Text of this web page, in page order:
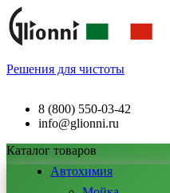
Решения для чистоты
8 (800) 550-03-42
info@glionni.ru
Каталог товаров
Автохимия